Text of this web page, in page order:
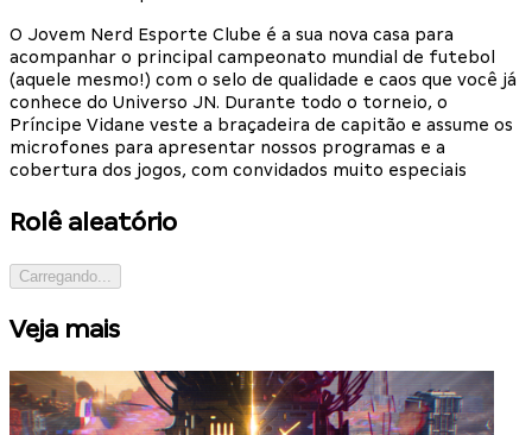
O Jovem Nerd Esporte Clube é a sua nova casa para
acompanhar o principal campeonato mundial de futebol
(aquele mesmo!) com o selo de qualidade e caos que você já
conhece do Universo JN. Durante todo o torneio, o
Príncipe Vidane veste a braçadeira de capitão e assume os
microfones para apresentar nossos programas e a
cobertura dos jogos, com convidados muito especiais
Rolê aleatório
Carregando...
Veja mais